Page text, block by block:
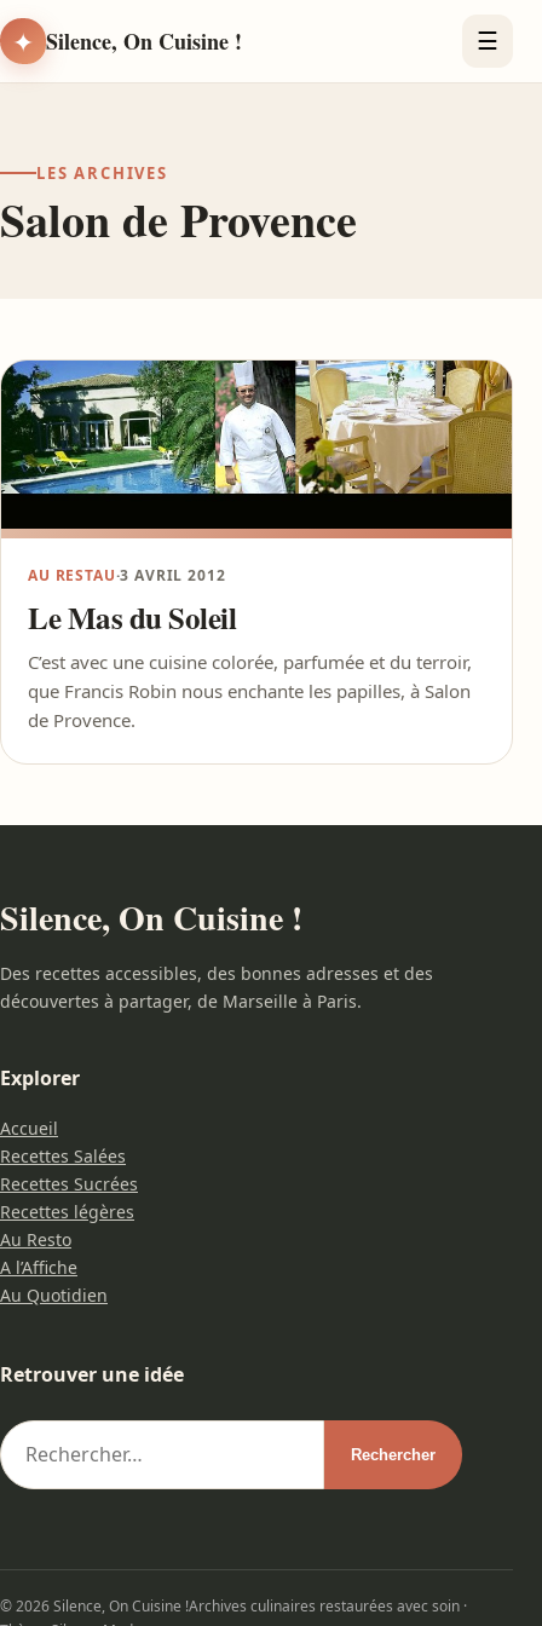
✦ Silence, On Cuisine ! ☰
LES ARCHIVES
Salon de Provence
AU RESTAU·3 AVRIL 2012
Le Mas du Soleil
C’est avec une cuisine colorée, parfumée et du terroir,
que Francis Robin nous enchante les papilles, à Salon
de Provence.
Silence, On Cuisine !
Des recettes accessibles, des bonnes adresses et des
découvertes à partager, de Marseille à Paris.
Explorer
Accueil
Recettes Salées
Recettes Sucrées
Recettes légères
Au Resto
A l’Affiche
Au Quotidien
Retrouver une idée
© 2026 Silence, On Cuisine !Archives culinaires restaurées avec soin ·